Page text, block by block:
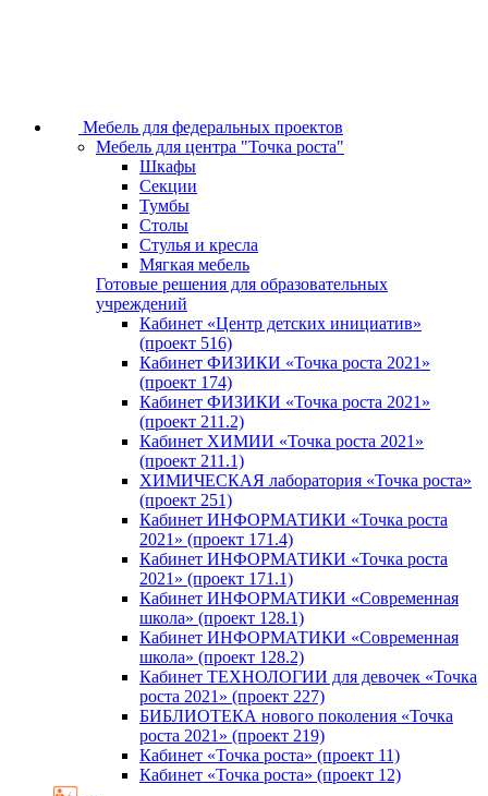
Мебель для федеральных проектов
Мебель для центра "Точка роста"
Шкафы
Секции
Тумбы
Столы
Стулья и кресла
Мягкая мебель
Готовые решения для образовательных
учреждений
Кабинет «Центр детских инициатив»
(проект 516)
Кабинет ФИЗИКИ «Точка роста 2021»
(проект 174)
Кабинет ФИЗИКИ «Точка роста 2021»
(проект 211.2)
Кабинет ХИМИИ «Точка роста 2021»
(проект 211.1)
ХИМИЧЕСКАЯ лаборатория «Точка роста»
(проект 251)
Кабинет ИНФОРМАТИКИ «Точка роста
2021» (проект 171.4)
Кабинет ИНФОРМАТИКИ «Точка роста
2021» (проект 171.1)
Кабинет ИНФОРМАТИКИ «Современная
школа» (проект 128.1)
Кабинет ИНФОРМАТИКИ «Современная
школа» (проект 128.2)
Кабинет ТЕХНОЛОГИИ для девочек «Точка
роста 2021» (проект 227)
БИБЛИОТЕКА нового поколения «Точка
роста 2021» (проект 219)
Кабинет «Точка роста» (проект 11)
Кабинет «Точка роста» (проект 12)